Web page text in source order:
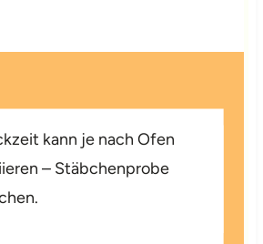
kann je nach Ofen
– Stäbchenprobe